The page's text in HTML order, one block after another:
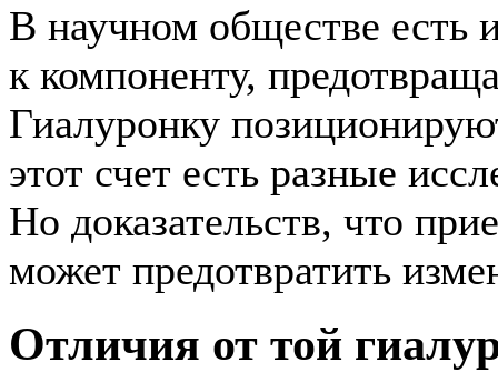
В научном обществе есть
к компоненту,
Гиалуронку
этот счет есть разные
Но доказательств, что
может предотвратить
Отличия от той